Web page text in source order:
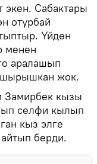
экен. Сабактары
отурбай
Үйдөн
менен
аралашып
жок.
Замирбек кызы
селфи кылып
кыз элге
берди.